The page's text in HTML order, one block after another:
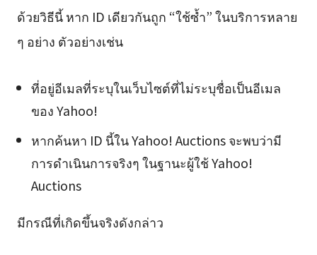
ด้วยวิธีนี้ หาก ID เดียวกันถูก “ใช้ซ้ำ” ในบริการหลาย
ๆ อย่าง ตัวอย่างเช่น
ที่อยู่อีเมลที่ระบุในเว็บไซต์ที่ไม่ระบุชื่อเป็นอีเมล
ของ Yahoo!
หากค้นหา ID นี้ใน Yahoo! Auctions จะพบว่ามี
การดำเนินการจริงๆ ในฐานะผู้ใช้ Yahoo!
Auctions
มีกรณีที่เกิดขึ้นจริงดังกล่าว